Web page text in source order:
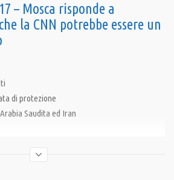
– Mosca risponde a
la CNN potrebbe essere un
di protezione
Saudita ed Iran